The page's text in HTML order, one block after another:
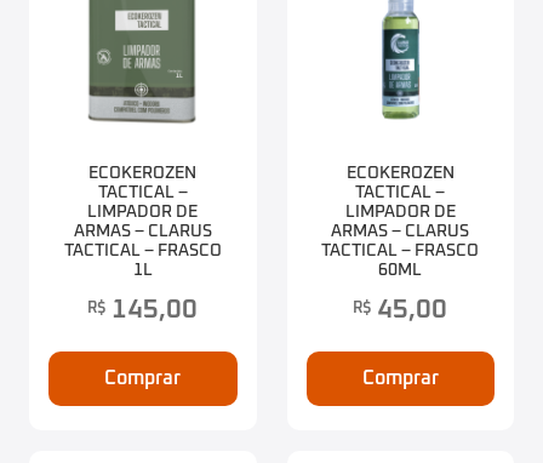
ECOKEROZEN
TACTICAL –
LIMPADOR DE
ARMAS – CLARUS
TACTICAL – FRASCO
1L
R$ 145,00
Comprar
ECOKEROZEN
TACTICAL –
LIMPADOR DE
ARMAS – CLARUS
TACTICAL – FRASCO
60ML
R$ 45,00
Comprar